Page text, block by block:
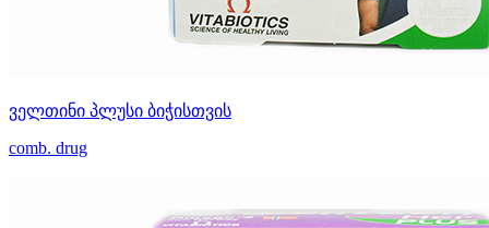
ველთინი პლუსი ბიჭისთვის
comb. drug